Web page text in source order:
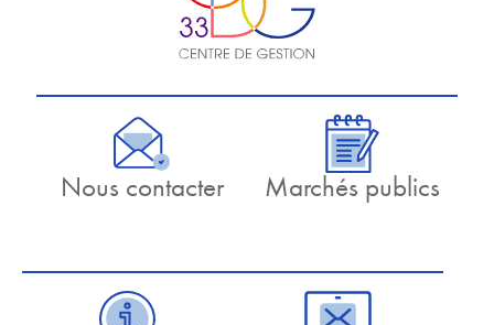
Nous contacter Marchés publics